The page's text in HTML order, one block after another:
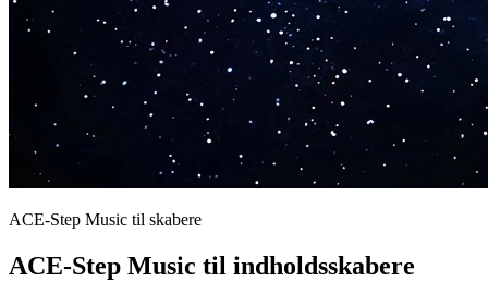
ACE-Step Music til skabere
ACE-Step Music til indholdsskabere